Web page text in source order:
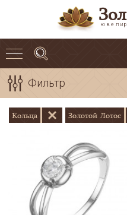
Фильтр
Кольца Золотой Лотос